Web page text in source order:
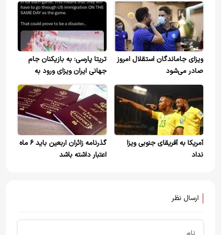
ویزای جاماندگان استقلال امروز
صادر می‌شود
تریتا پارسی: به بازیکنان جام
جهانی ایران ویزای ورود به
ایالات متحده اعطا شده است.
اما آنها شب را در ایالات متحده
نخواهند ماند
آمریکا به آفریقای جنوبی ویزا
نداد
گذرنامه زائران اربعین باید ۶ ماه
اعتبار داشته باشد
ارسال نظر